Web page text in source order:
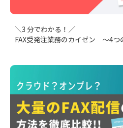
＼3 分でわかる！／
FAX受発注業務のカイゼン ～4つ